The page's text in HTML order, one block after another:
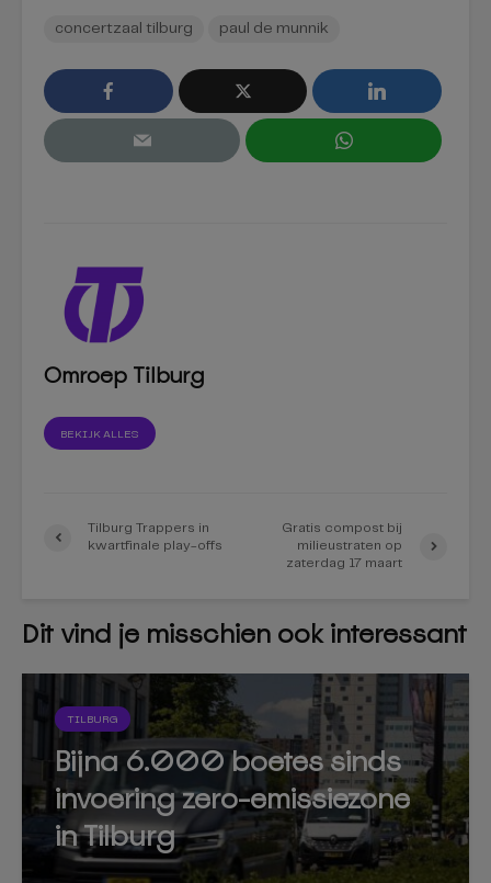
concertzaal tilburg paul de munnik
Omroep Tilburg
BEKIJK ALLES
Tilburg Trappers in
kwartfinale play-offs
Gratis compost bij
milieustraten op
zaterdag 17 maart
Dit vind je misschien ook interessant
TILBURG
Bijna 6.000 boetes sinds
invoering zero-emissiezone
in Tilburg